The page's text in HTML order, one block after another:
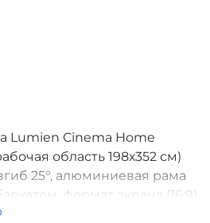
Lumien Cinema Home
область 198х352 см)
25°, алюминиевая рама
формат экрана (16:9)